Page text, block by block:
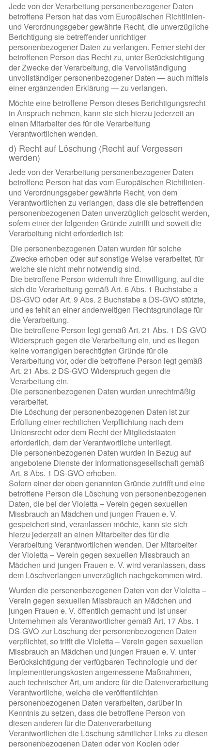
Jede von der Verarbeitung personenbezogener Daten
betroffene Person hat das vom Europäischen Richtlinien-
und Verordnungsgeber gewährte Recht, die unverzügliche
Berichtigung sie betreffender unrichtiger
personenbezogener Daten zu verlangen. Ferner steht der
betroffenen Person das Recht zu, unter Berücksichtigung
der Zwecke der Verarbeitung, die Vervollständigung
unvollständiger personenbezogener Daten — auch mittels
einer ergänzenden Erklärung — zu verlangen.
Möchte eine betroffene Person dieses Berichtigungsrecht
in Anspruch nehmen, kann sie sich hierzu jederzeit an
einen Mitarbeiter des für die Verarbeitung
Verantwortlichen wenden.
d) Recht auf Löschung (Recht auf Vergessen
werden)
Jede von der Verarbeitung personenbezogener Daten
betroffene Person hat das vom Europäischen Richtlinien-
und Verordnungsgeber gewährte Recht, von dem
Verantwortlichen zu verlangen, dass die sie betreffenden
personenbezogenen Daten unverzüglich gelöscht werden,
sofern einer der folgenden Gründe zutrifft und soweit die
Verarbeitung nicht erforderlich ist:
Die personenbezogenen Daten wurden für solche
Zwecke erhoben oder auf sonstige Weise verarbeitet, für
welche sie nicht mehr notwendig sind.
Die betroffene Person widerruft ihre Einwilligung, auf die
sich die Verarbeitung gemäß Art. 6 Abs. 1 Buchstabe a
DS-GVO oder Art. 9 Abs. 2 Buchstabe a DS-GVO stützte,
und es fehlt an einer anderweitigen Rechtsgrundlage für
die Verarbeitung.
Die betroffene Person legt gemäß Art. 21 Abs. 1 DS-GVO
Widerspruch gegen die Verarbeitung ein, und es liegen
keine vorrangigen berechtigten Gründe für die
Verarbeitung vor, oder die betroffene Person legt gemäß
Art. 21 Abs. 2 DS-GVO Widerspruch gegen die
Verarbeitung ein.
Die personenbezogenen Daten wurden unrechtmäßig
verarbeitet.
Die Löschung der personenbezogenen Daten ist zur
Erfüllung einer rechtlichen Verpflichtung nach dem
Unionsrecht oder dem Recht der Mitgliedstaaten
erforderlich, dem der Verantwortliche unterliegt.
Die personenbezogenen Daten wurden in Bezug auf
angebotene Dienste der Informationsgesellschaft gemäß
Art. 8 Abs. 1 DS-GVO erhoben.
Sofern einer der oben genannten Gründe zutrifft und eine
betroffene Person die Löschung von personenbezogenen
Daten, die bei der Violetta – Verein gegen sexuellen
Missbrauch an Mädchen und jungen Frauen e. V.
gespeichert sind, veranlassen möchte, kann sie sich
hierzu jederzeit an einen Mitarbeiter des für die
Verarbeitung Verantwortlichen wenden. Der Mitarbeiter
der Violetta – Verein gegen sexuellen Missbrauch an
Mädchen und jungen Frauen e. V. wird veranlassen, dass
dem Löschverlangen unverzüglich nachgekommen wird.
Wurden die personenbezogenen Daten von der Violetta –
Verein gegen sexuellen Missbrauch an Mädchen und
jungen Frauen e. V. öffentlich gemacht und ist unser
Unternehmen als Verantwortlicher gemäß Art. 17 Abs. 1
DS-GVO zur Löschung der personenbezogenen Daten
verpflichtet, so trifft die Violetta – Verein gegen sexuellen
Missbrauch an Mädchen und jungen Frauen e. V. unter
Berücksichtigung der verfügbaren Technologie und der
Implementierungskosten angemessene Maßnahmen,
auch technischer Art, um andere für die Datenverarbeitung
Verantwortliche, welche die veröffentlichten
personenbezogenen Daten verarbeiten, darüber in
Kenntnis zu setzen, dass die betroffene Person von
diesen anderen für die Datenverarbeitung
Verantwortlichen die Löschung sämtlicher Links zu diesen
personenbezogenen Daten oder von Kopien oder